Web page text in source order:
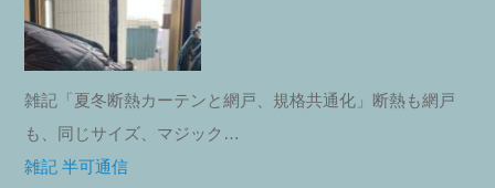
雑記「夏冬断熱カーテンと網戸、規格共通化」断熱も網戸
も、同じサイズ、マジック…
雑記 半可通信